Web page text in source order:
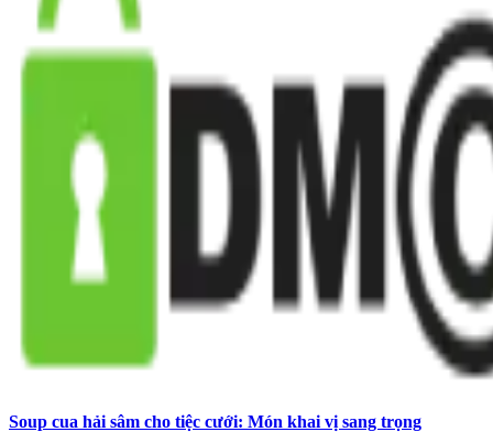
Soup cua hải sâm cho tiệc cưới: Món khai vị sang trọng